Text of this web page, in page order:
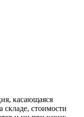
касающаяся
складе, стоимости